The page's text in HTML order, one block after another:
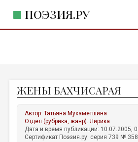
ПОЭЗИЯ.РУ
ЖАНРЫ
АВТОРЫ
КОММЕНТАРИИ
ЖЕНЫ БАХЧИСАРАЯ
Автор:Татьяна Мухаметшина
Отдел (рубрика, жанр):Лирика
Дата и время публикации: 10.07.2005,
Сертификат Поэзия.ру: серия 739 №